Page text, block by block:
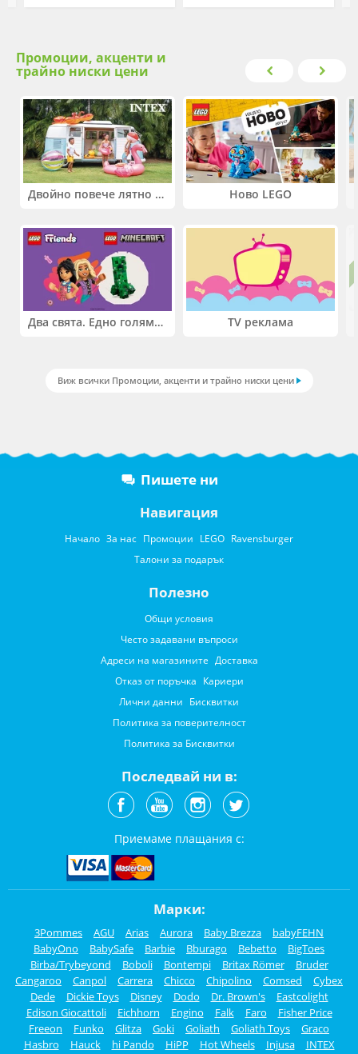
Промоции, акценти и
трайно ниски цени
Двойно повече лятно забавление! Купи 2 продукта INTEX и вземи -33%
Два свята. Едно голямо приключение. Купи 2 продукта LEGO® Friends и/или LEGO® Minecraft и вземи -27%
Ново LEGO
TV реклама
Виж всички Промоции, акценти и трайно ниски цени
Пишете ни
Навигация
Начало За нас Промоции LEGO Ravensburger
Талони за подарък
Полезно
Общи условия
Често задавани въпроси
Адреси на магазините Доставка
Отказ от поръчка Кариери
Лични данни Бисквитки
Политика за поверителност
Политика за Бисквитки
Последвай ни в:
Приемаме плащания с:
Марки:
3Pommes AGU Arias Aurora Baby Brezza
babyFEHN
BabyOno
BabySafe Barbie Bburago Bebetto
BigToes
Birba/Trybeyond
Boboli Bontempi Britax Römer
Bruder
Cangaroo
Canpol Carrera Chicco Chipolino Comsed
Cybex
Dede
Dickie Toys Disney Dodo Dr. Brown's
Eastcolight
Edison Giocattoli
Eichhorn Engino Falk Faro
Fisher Price
Freeon
Funko Glitza Goki Goliath Goliath Toys
Graco
Hasbro
Hauck hi Pando HiPP Hot Wheels Injusa
INTEX